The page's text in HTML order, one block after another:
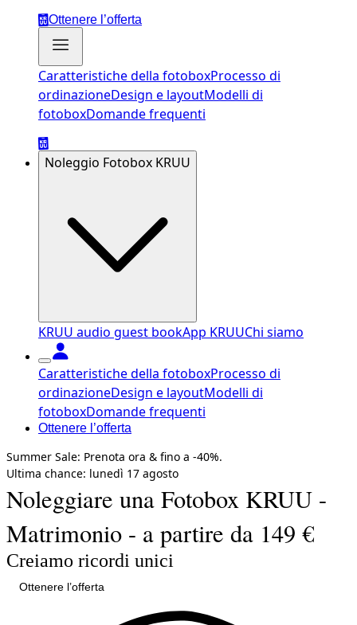
Ottenere l’offerta
Caratteristiche della fotoboxProcesso di
ordinazioneDesign e layoutModelli di
fotoboxDomande frequenti
Noleggio Fotobox KRUU
KRUU audio guest bookApp KRUUChi siamo
Caratteristiche della fotoboxProcesso di
ordinazioneDesign e layoutModelli di
fotoboxDomande frequenti
Ottenere l’offerta
Summer Sale: Prenota ora & fino a -40%.
Ultima chance: lunedì 17 agosto
Noleggiare una Fotobox KRUU -
Matrimonio - a partire da 149 €
Creiamo ricordi unici
Ottenere l’offerta